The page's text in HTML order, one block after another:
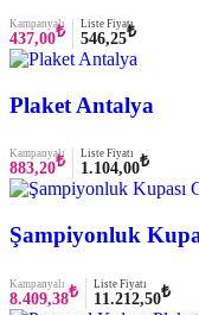
Kampanyalı
437,00₺ Liste Fiyatı
546,25₺
Plaket Antalya
Kampanyalı
883,20₺ Liste Fiyatı
1.104,00₺
Şampiyonluk
Kampanyalı
8.409,38₺ Liste Fiyatı
11.212,50₺